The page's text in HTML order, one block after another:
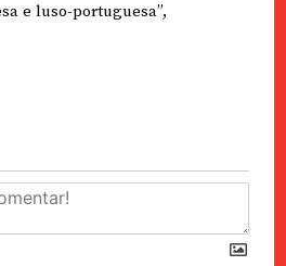
e luso-portuguesa”,